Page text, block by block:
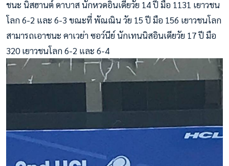
ชนะ นิสฮานต์ ดาบาส นักหวดอินเดียวัย 14 ปี มือ 1131 เยาวชน
โลก 6-2 และ 6-3 ขณะที่ พัณณิน วัย 15 ปี มือ 156 เยาวชนโลก
สามารถเอาชนะ คาเวย่า ซอว์นีย์ นักเทนนิสอินเดียวัย 17 ปี มือ
320 เยาวชนโลก 6-2 และ 6-4